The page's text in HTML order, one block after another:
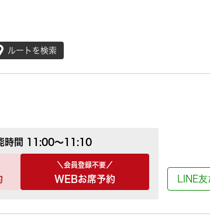
ルートを検索
時間 11:00～11:10
＼会員登録不要／
WEBお席予約 LINE